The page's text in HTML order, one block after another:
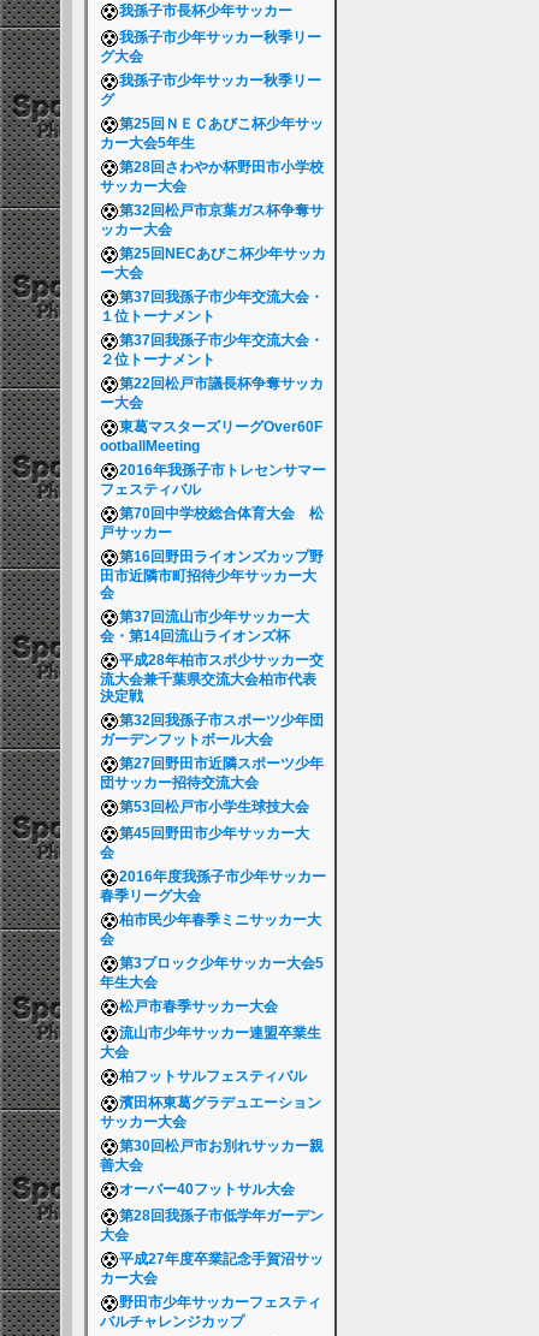
我孫子市長杯少年サッカー
我孫子市少年サッカー秋季リー
グ大会
我孫子市少年サッカー秋季リー
グ
第25回ＮＥＣあびこ杯少年サッ
カー大会5年生
第28回さわやか杯野田市小学校
サッカー大会
第32回松戸市京葉ガス杯争奪サ
ッカー大会
第25回NECあびこ杯少年サッカ
ー大会
第37回我孫子市少年交流大会・
１位トーナメント
第37回我孫子市少年交流大会・
２位トーナメント
第22回松戸市議長杯争奪サッカ
ー大会
東葛マスターズリーグOver60F
ootballMeeting
2016年我孫子市トレセンサマー
フェスティバル
第70回中学校総合体育大会 松
戸サッカー
第16回野田ライオンズカップ野
田市近隣市町招待少年サッカー大
会
第37回流山市少年サッカー大
会・第14回流山ライオンズ杯
平成28年柏市スポ少サッカー交
流大会兼千葉県交流大会柏市代表
決定戦
第32回我孫子市スポーツ少年団
ガーデンフットボール大会
第27回野田市近隣スポーツ少年
団サッカー招待交流大会
第53回松戸市小学生球技大会
第45回野田市少年サッカー大
会
2016年度我孫子市少年サッカー
春季リーグ大会
柏市民少年春季ミニサッカー大
会
第3ブロック少年サッカー大会5
年生大会
松戸市春季サッカー大会
流山市少年サッカー連盟卒業生
大会
柏フットサルフェスティバル
濱田杯東葛グラデュエーション
サッカー大会
第30回松戸市お別れサッカー親
善大会
オーバー40フットサル大会
第28回我孫子市低学年ガーデン
大会
平成27年度卒業記念手賀沼サッ
カー大会
野田市少年サッカーフェスティ
バルチャレンジカップ